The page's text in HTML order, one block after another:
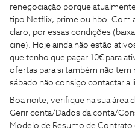
renegociação porque
tipo Netflix, prime ou hbo. Com
claro, por essas condições
cine). Hoje ainda não estão
que tenho que pagar 10€ para
ofertas para si também não
sábado não consigo contactar a
Boa noite, verifique na sua área
Gerir conta/Dados da conta/
Modelo de Resumo de